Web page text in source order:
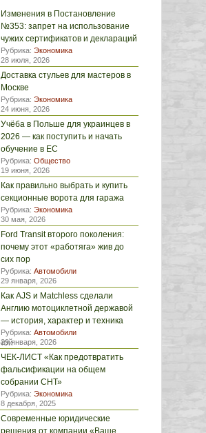
Изменения в Постановление
№353: запрет на использование
чужих сертификатов и деклараций
Рубрика: Экономика
28 июля, 2026
Доставка стульев для мастеров в
Москве
Рубрика: Экономика
24 июня, 2026
Учёба в Польше для украинцев в
2026 — как поступить и начать
обучение в ЕС
Рубрика: Общество
19 июня, 2026
Как правильно выбрать и купить
секционные ворота для гаража
Рубрика: Экономика
30 мая, 2026
Ford Transit второго поколения:
почему этот «работяга» жив до
сих пор
Рубрика: Автомобили
29 января, 2026
Как AJS и Matchless сделали
Англию мотоциклетной державой
— история, характер и техника
Рубрика: Автомобили
29 января, 2026
ЧЕК-ЛИСТ «Как предотвратить
фальсификации на общем
собрании СНТ»
Рубрика: Экономика
8 декабря, 2025
Современные юридические
решения от компании «Ваше